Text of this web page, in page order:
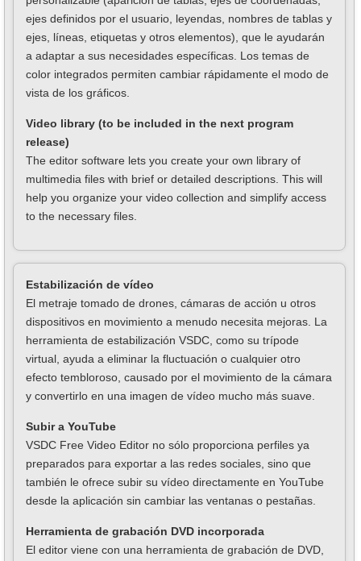
ejes definidos por el usuario, leyendas, nombres de tablas y
ejes, líneas, etiquetas y otros elementos), que le ayudarán
a adaptar a sus necesidades específicas. Los temas de
color integrados permiten cambiar rápidamente el modo de
vista de los gráficos.
Video library (to be included in the next program
release)
The editor software lets you create your own library of
multimedia files with brief or detailed descriptions. This will
help you organize your video collection and simplify access
to the necessary files.
Estabilización de vídeo
El metraje tomado de drones, cámaras de acción u otros
dispositivos en movimiento a menudo necesita mejoras. La
herramienta de estabilización VSDC, como su trípode
virtual, ayuda a eliminar la fluctuación o cualquier otro
efecto tembloroso, causado por el movimiento de la cámara
y convertirlo en una imagen de vídeo mucho más suave.
Subir a YouTube
VSDC Free Video Editor no sólo proporciona perfiles ya
preparados para exportar a las redes sociales, sino que
también le ofrece subir su vídeo directamente en YouTube
desde la aplicación sin cambiar las ventanas o pestañas.
Herramienta de grabación DVD incorporada
El editor viene con una herramienta de grabación de DVD,